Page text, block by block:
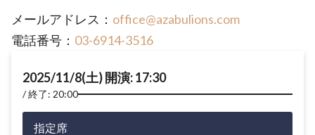
メールアドレス： office@azabulions.com
電話番号： 03-6914-3516
2025/11/8(土) 開演: 17:30
終了: 20:00
指定席